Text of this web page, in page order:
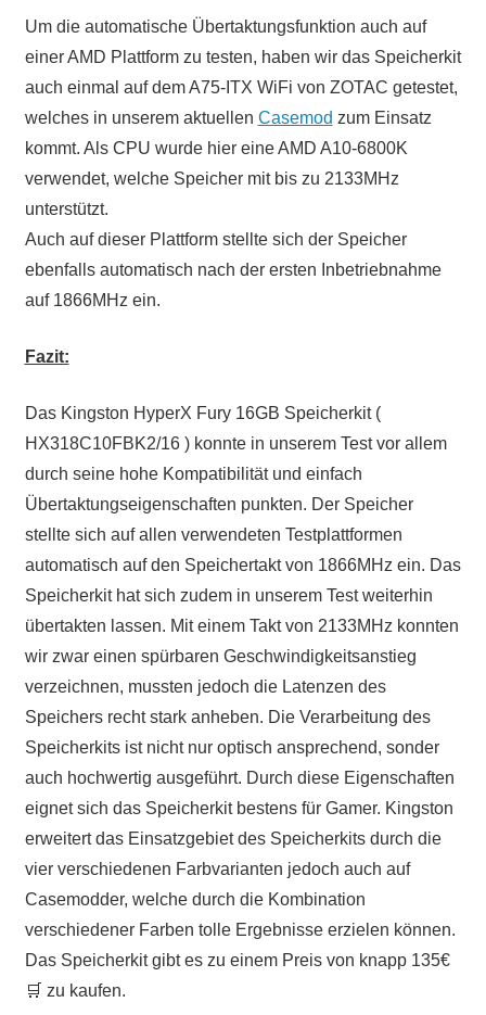
Um die automatische Übertaktungsfunktion auch auf
einer AMD Plattform zu testen, haben wir das Speicherkit
auch einmal auf dem A75-ITX WiFi von ZOTAC getestet,
welches in unserem aktuellen Casemod zum Einsatz
kommt. Als CPU wurde hier eine AMD A10-6800K
verwendet, welche Speicher mit bis zu 2133MHz
unterstützt.
Auch auf dieser Plattform stellte sich der Speicher
ebenfalls automatisch nach der ersten Inbetriebnahme
auf 1866MHz ein.
Fazit:
Das Kingston HyperX Fury 16GB Speicherkit (
HX318C10FBK2/16 ) konnte in unserem Test vor allem
durch seine hohe Kompatibilität und einfach
Übertaktungseigenschaften punkten. Der Speicher
stellte sich auf allen verwendeten Testplattformen
automatisch auf den Speichertakt von 1866MHz ein. Das
Speicherkit hat sich zudem in unserem Test weiterhin
übertakten lassen. Mit einem Takt von 2133MHz konnten
wir zwar einen spürbaren Geschwindigkeitsanstieg
verzeichnen, mussten jedoch die Latenzen des
Speichers recht stark anheben. Die Verarbeitung des
Speicherkits ist nicht nur optisch ansprechend, sonder
auch hochwertig ausgeführt. Durch diese Eigenschaften
eignet sich das Speicherkit bestens für Gamer. Kingston
erweitert das Einsatzgebiet des Speicherkits durch die
vier verschiedenen Farbvarianten jedoch auch auf
Casemodder, welche durch die Kombination
verschiedener Farben tolle Ergebnisse erzielen können.
Das Speicherkit gibt es zu einem Preis von knapp 135€
🛒 zu kaufen.